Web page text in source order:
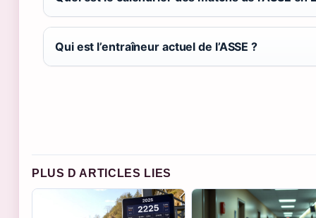
Qui est l’entraîneur actuel de l’ASSE ?
PLUS D ARTICLES LIES